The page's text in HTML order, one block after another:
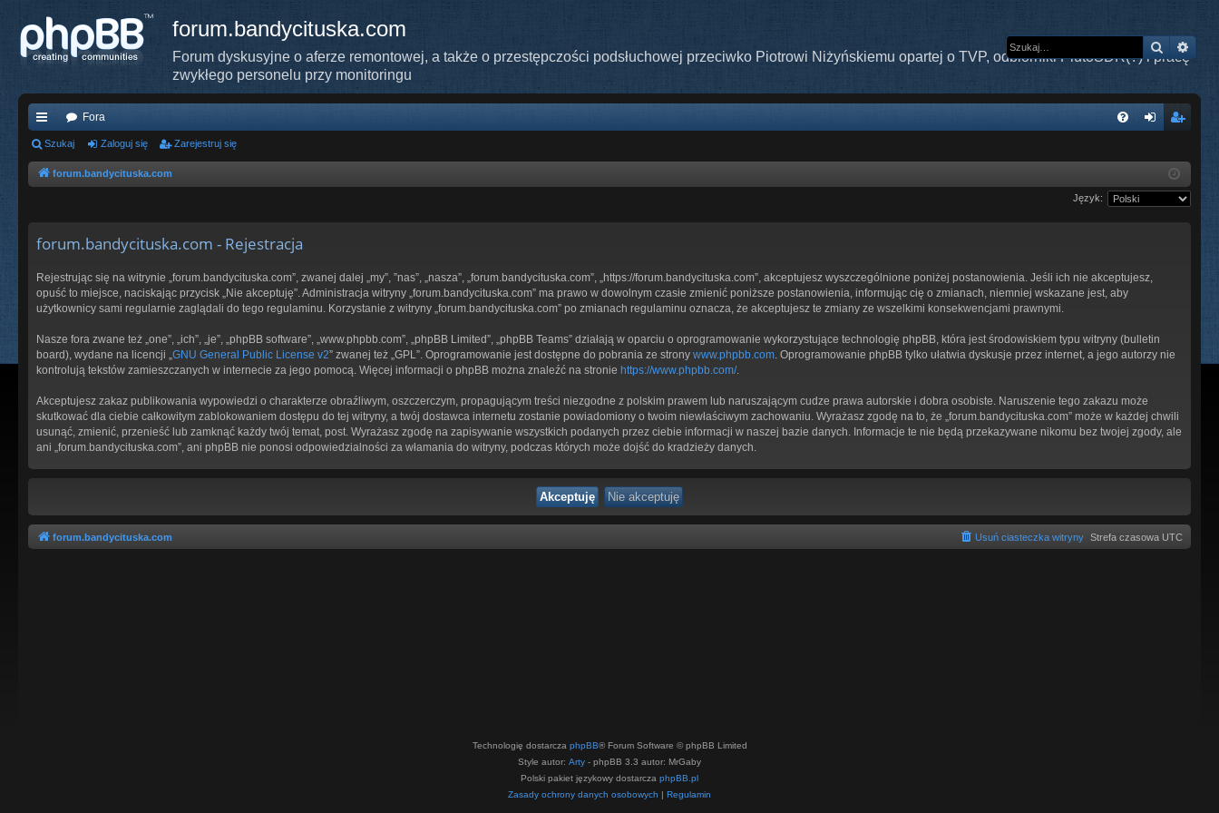
forum.bandycituska.com
Forum dyskusyjne o aferze remontowej, a także o przestępczości podsłuchowej przeciwko Piotrowi Niżyńskiemu opartej o TVP, odbiorniki PlutoSDR(?) i pracę
zwykłego personelu przy monitoringu
Szukaj
ię
ce
Fora
ej
es
Szukaj Zaloguj się Zarejestruj się
forum.bandycituska.com
Język:
forum.bandycituska.com - Rejestracja
Rejestrując się na witrynie „forum.bandycituska.com”, zwanej dalej „my”, ”nas”, „nasza”, „forum.bandycituska.com”, „https://forum.bandycituska.com”, akceptujesz wyszczególnione poniżej postanowienia. Jeśli ich nie akceptujesz,
opuść to miejsce, naciskając przycisk „Nie akceptuję”. Administracja witryny „forum.bandycituska.com” ma prawo w dowolnym czasie zmienić poniższe postanowienia, informując cię o zmianach, niemniej wskazane jest, aby
użytkownicy sami regularnie zaglądali do tego regulaminu. Korzystanie z witryny „forum.bandycituska.com” po zmianach regulaminu oznacza, że akceptujesz te zmiany ze wszelkimi konsekwencjami prawnymi.
Nasze fora zwane też „one”, „ich”, „je”, „phpBB software”, „www.phpbb.com”, „phpBB Limited”, „phpBB Teams” działają w oparciu o oprogramowanie wykorzystujące technologię phpBB, która jest środowiskiem typu witryny (bulletin
board), wydane na licencji „GNU General Public License v2” zwanej też „GPL”. Oprogramowanie jest dostępne do pobrania ze strony www.phpbb.com. Oprogramowanie phpBB tylko ułatwia dyskusje przez internet, a jego autorzy nie
kontrolują tekstów zamieszczanych w internecie za jego pomocą. Więcej informacji o phpBB można znaleźć na stronie https://www.phpbb.com/.
Akceptujesz zakaz publikowania wypowiedzi o charakterze obraźliwym, oszczerczym, propagującym treści niezgodne z polskim prawem lub naruszającym cudze prawa autorskie i dobra osobiste. Naruszenie tego zakazu może
skutkować dla ciebie całkowitym zablokowaniem dostępu do tej witryny, a twój dostawca internetu zostanie powiadomiony o twoim niewłaściwym zachowaniu. Wyrażasz zgodę na to, że „forum.bandycituska.com” może w każdej chwili
usunąć, zmienić, przenieść lub zamknąć każdy twój temat, post. Wyrażasz zgodę na zapisywanie wszystkich podanych przez ciebie informacji w naszej bazie danych. Informacje te nie będą przekazywane nikomu bez twojej zgody, ale
ani „forum.bandycituska.com”, ani phpBB nie ponosi odpowiedzialności za włamania do witryny, podczas których może dojść do kradzieży danych.
forum.bandycituska.com Strefa czasowa UTC
Usuń ciasteczka witryny
Technologię dostarcza phpBB® Forum Software © phpBB Limited
Style autor: Arty - phpBB 3.3 autor: MrGaby
Polski pakiet językowy dostarcza phpBB.pl
Zasady ochrony danych osobowych | Regulamin